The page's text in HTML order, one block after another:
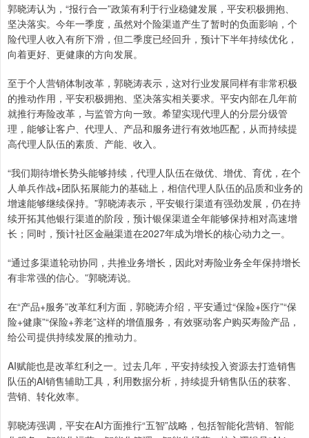
郭晓涛认为，“报行合一”政策有利于行业稳健发展，平安积极拥抱、
坚决落实。今年一季度，虽然对个险渠道产生了暂时的负面影响，个
险代理人收入有所下滑，但二季度已经回升，预计下半年持续优化，
向着更好、更健康的方向发展。
至于个人营销体制改革，郭晓涛表示，这对行业发展同样有非常积极
的推动作用，平安积极拥抱、坚决落实相关要求。平安内部在几年前
就推行寿险改革，与监管方向一致。希望实现代理人的分层分级管
理，能够让客户、代理人、产品和服务进行有效地匹配，从而持续提
高代理人队伍的素质、产能、收入。
“我们期待增长势头能够持续，代理人队伍在做优、增优、育优，在个
人单兵作战+团队拓展能力的基础上，相信代理人队伍的品质和业务的
增速能够继续保持。”郭晓涛表示，平安银行渠道有强劲发展，仍在持
续开拓其他银行渠道的阶段，预计银保渠道全年能够保持相对高速增
长；同时，预计社区金融渠道在2027年成为增长的核心动力之一。
“通过多渠道轮动协同，共推业务增长，因此对寿险业务全年保持增长
有非常强的信心。”郭晓涛说。
在“产品+服务”改革红利方面，郭晓涛介绍，平安通过“保险+医疗”“保
险+健康”“保险+养老”这样的增值服务，有效驱动客户购买寿险产品，
给公司提供持续发展的推动力。
AI赋能也是改革红利之一。过去几年，平安持续投入资源去打造销售
队伍的AI销售辅助工具，利用数据分析，持续提升销售队伍的获客、
营销、转化效率。
郭晓涛强调，平安在AI方面推行“五智”战略，包括智能化营销、智能